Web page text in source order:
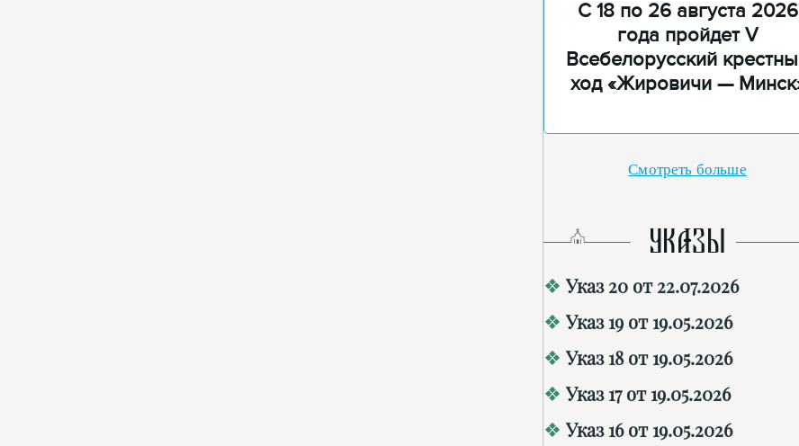
С 18 по 26 августа 2026
года пройдет V
Всебелорусский
ход «Жировичи —
Смотреть больше
УКАЗЫ
Указ 20 от 22.07.2026
Указ 19 от 19.05.2026
Указ 18 от 19.05.2026
Указ 17 от 19.05.2026
Указ 16 от 19.05.2026